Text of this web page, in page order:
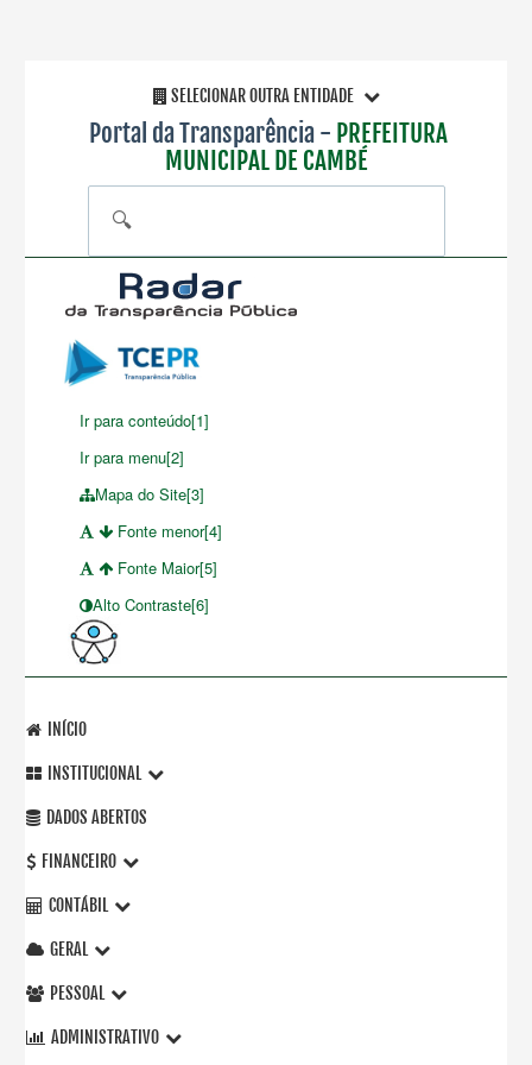
SELECIONAR OUTRA ENTIDADE
Portal da Transparência - PREFEITURA
MUNICIPAL DE CAMBÉ
🔍
Ir para conteúdo[1]
Ir para menu[2]
Mapa do Site[3]
Fonte menor[4]
Fonte Maior[5]
Alto Contraste[6]
INÍCIO
INSTITUCIONAL
DADOS ABERTOS
FINANCEIRO
CONTÁBIL
GERAL
PESSOAL
ADMINISTRATIVO